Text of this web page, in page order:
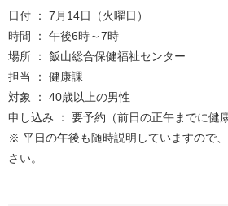
日付 ： 7月14日（火曜日）
時間 ： 午後6時～7時
場所 ： 飯山総合保健福祉センター
担当 ： 健康課
対象 ： 40歳以上の男性
申し込み ： 要予約（前日の正午までに健康
※ 平日の午後も随時説明していますので
さい。